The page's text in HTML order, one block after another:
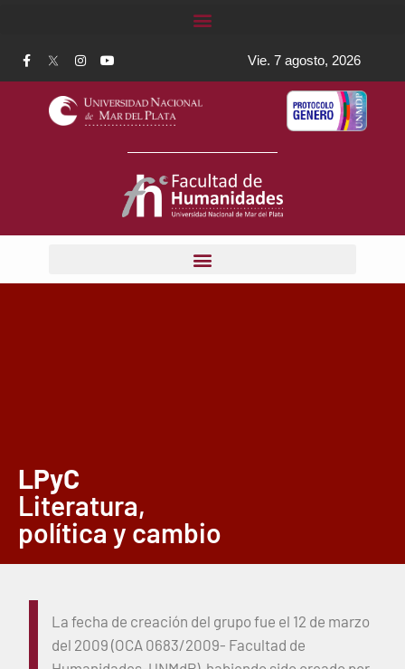
Vie. 7 agosto, 2026
LPyC
Literatura,
política y cambio
La fecha de creación del grupo fue el 12 de marzo
del 2009 (OCA 0683/2009- Facultad de